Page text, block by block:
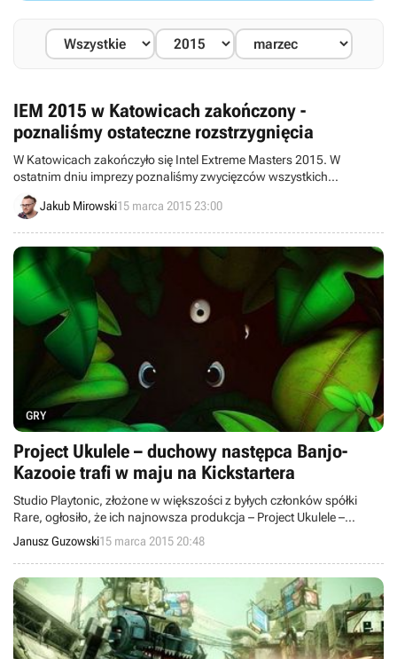
IEM 2015 w Katowicach zakończony -
poznaliśmy ostateczne rozstrzygnięcia
W Katowicach zakończyło się Intel Extreme Masters 2015. W
ostatnim dniu imprezy poznaliśmy zwycięzców wszystkich
najważniejszych turniejów: w Counter-Strike: Global Offensive,
StarCrafta II oraz League of Legends.
Jakub Mirowski15 marca 2015 23:00
GRY
Project Ukulele – duchowy następca Banjo-
Kazooie trafi w maju na Kickstartera
Studio Playtonic, złożone w większości z byłych członków spółki
Rare, ogłosiło, że ich najnowsza produkcja – Project Ukulele –
będąca duchowym następcą gry Banjo-Kazooie, trafi w maju na
Kickstartera. Decyzja wynika z bardzo pozytywnej reakcji
społeczności graczy na wieść o rozpoczęciu prac nad tytułem.
Janusz Guzowski15 marca 2015 20:48